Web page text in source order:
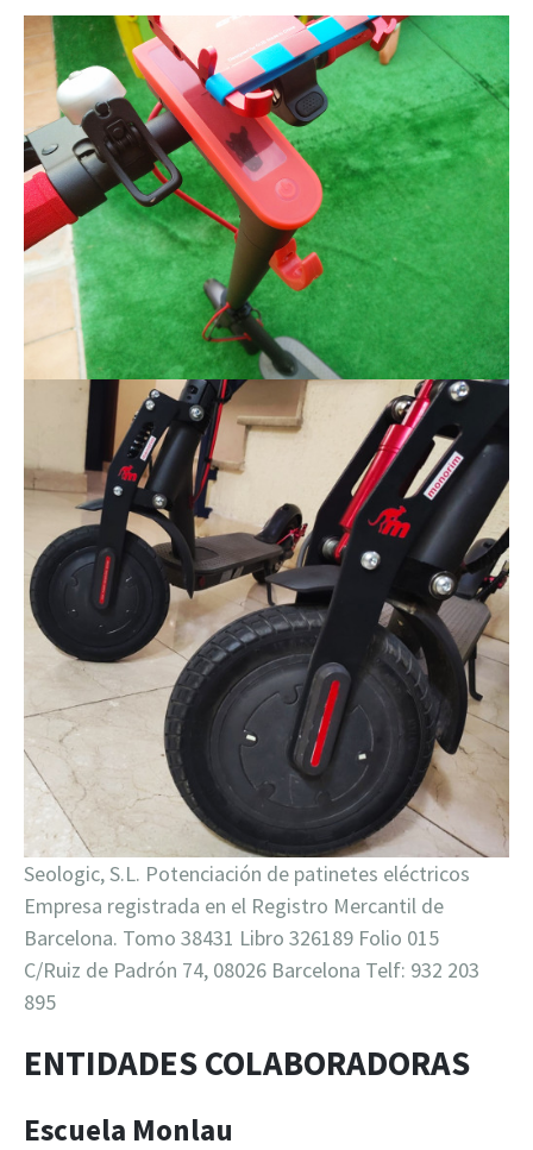
Seologic, S.L. Potenciación de patinetes eléctricos
Empresa registrada en el Registro Mercantil de
Barcelona. Tomo 38431 Libro 326189 Folio 015
C/Ruiz de Padrón 74, 08026 Barcelona Telf: 932 203
895
ENTIDADES COLABORADORAS
Escuela Monlau